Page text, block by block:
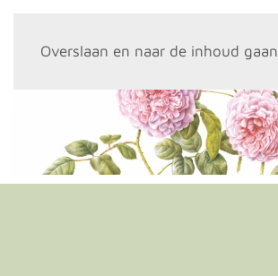
Overslaan en naar de inhoud gaan